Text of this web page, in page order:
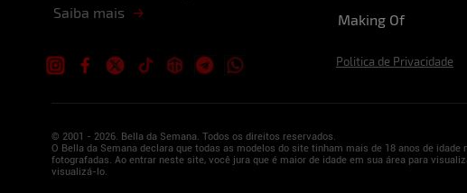
Saiba mais
Making Of
Politica de Privacidade
© 2001 - 2026. Bella da Semana. Todos os direitos reservados.
O Bella da Semana declara que todas as modelos do site tinham mais de 18 anos de idade
fotografadas. Ao entrar neste site, você jura que é maior de idade em sua área para
visualizá-lo.